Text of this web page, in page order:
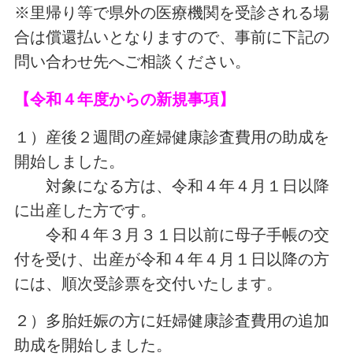
※里帰り等で県外の医療機関を受診される場
合は償還払いとなりますので、事前に下記の
問い合わせ先へご相談ください。
【令和４年度からの新規事項】
１）産後２週間の産婦健康診査費用の助成を
開始しました。
対象になる方は、令和４年４月１日以降
に出産した方です。
令和４年３月３１日以前に母子手帳の交
付を受け、出産が令和４年４月１日以降の方
には、順次受診票を交付いたします。
２）多胎妊娠の方に妊婦健康診査費用の追加
助成を開始しました。